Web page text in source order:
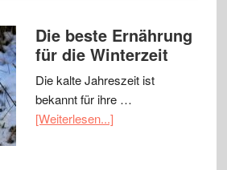
Die beste Ernährung
für die Winterzeit
Die kalte Jahreszeit ist
bekannt für ihre …
[Weiterlesen...]